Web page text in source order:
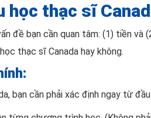
học thạc sĩ
đề bạn cần quan tâm: (1) tiền
thạc sĩ Canada hay không.
bạn cần phải xác định ngay từ